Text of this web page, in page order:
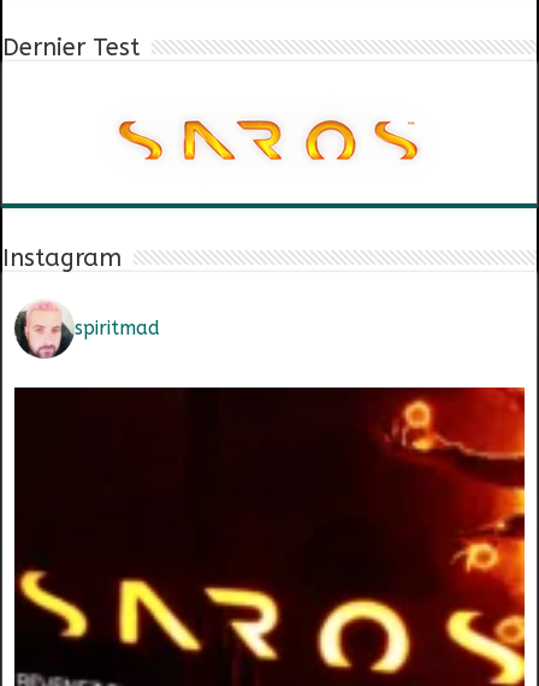
Dernier Test
Instagram
spiritmad